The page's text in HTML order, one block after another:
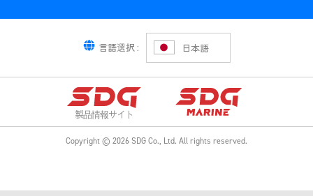
言語選択 : 日本語
製品情報サイト
Copyright © 2026SDG Co., Ltd. All rights reserved.